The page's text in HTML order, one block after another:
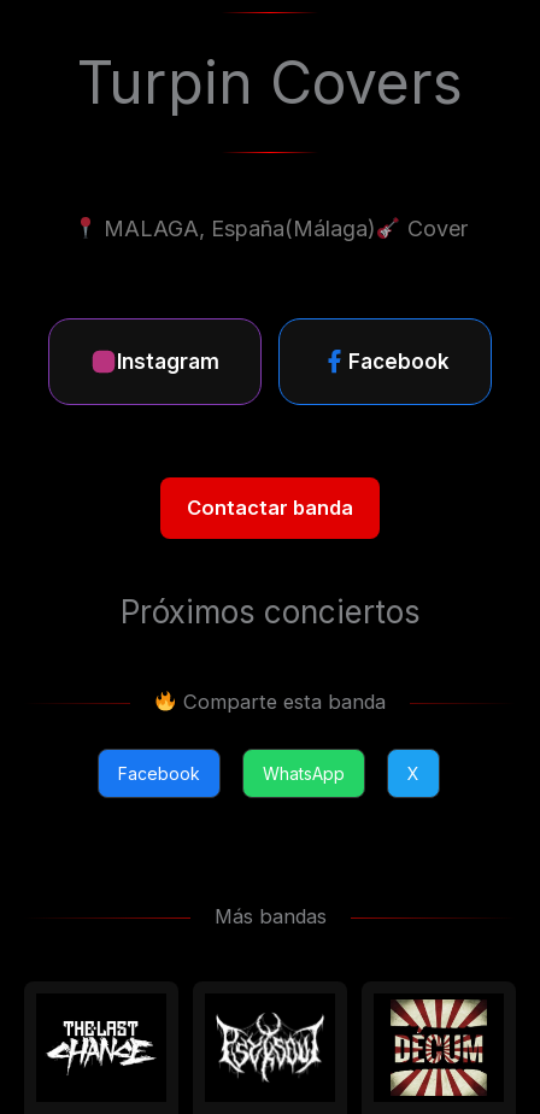
Turpin Covers
MALAGA, España(Málaga) Cover
Instagram Facebook
Contactar banda
Próximos conciertos
Comparte esta banda
Facebook WhatsApp X
Más bandas